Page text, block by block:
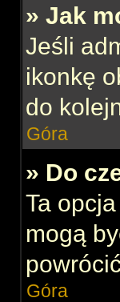
» Jak
Jeśli
ikonkę
do
Góra
» Do
Ta
mogą
Góra